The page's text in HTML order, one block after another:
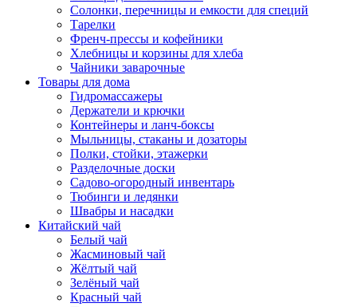
Солонки, перечницы и емкости для специй
Тарелки
Френч-прессы и кофейники
Хлебницы и корзины для хлеба
Чайники заварочные
Товары для дома
Гидромассажеры
Держатели и крючки
Контейнеры и ланч-боксы
Мыльницы, стаканы и дозаторы
Полки, стойки, этажерки
Разделочные доски
Садово-огородный инвентарь
Тюбинги и ледянки
Швабры и насадки
Китайский чай
Белый чай
Жасминовый чай
Жёлтый чай
Зелёный чай
Красный чай